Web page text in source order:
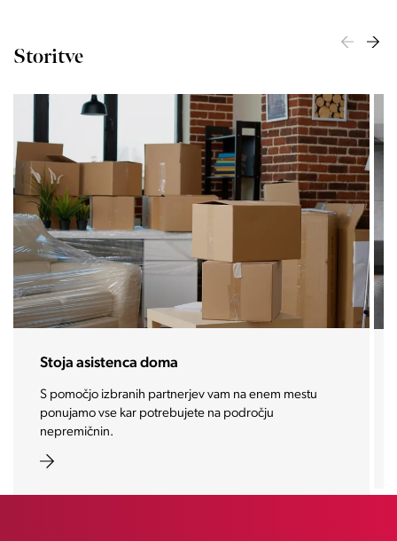
Storitve
Stoja asistenca doma
S pomočjo izbranih partnerjev vam na enem mestu
ponujamo vse kar potrebujete na področju
nepremičnin.